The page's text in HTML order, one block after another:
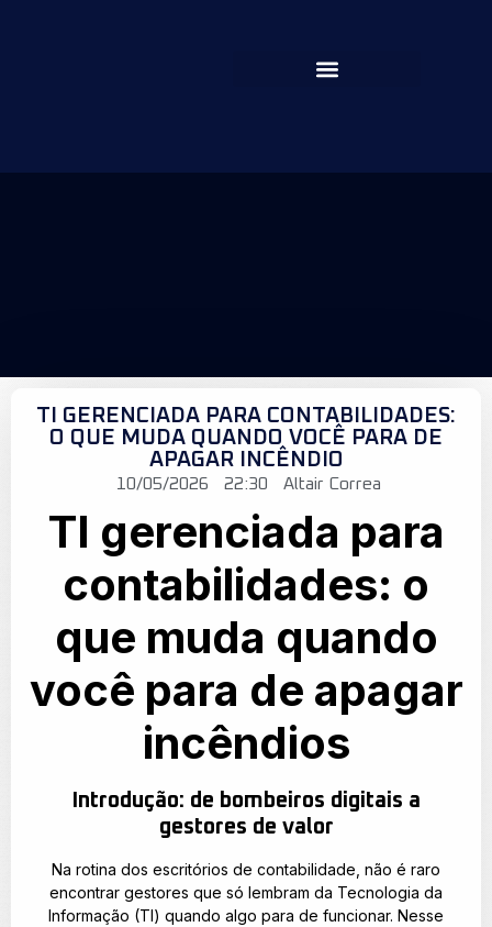
TI GERENCIADA PARA CONTABILIDADES:
O QUE MUDA QUANDO VOCÊ PARA DE
APAGAR INCÊNDIO
10/05/2026 22:30 Altair Correa
TI gerenciada para
contabilidades: o
que muda quando
você para de apagar
incêndios
Introdução: de bombeiros digitais a
gestores de valor
Na rotina dos escritórios de contabilidade, não é raro
encontrar gestores que só lembram da Tecnologia da
Informação (TI) quando algo para de funcionar. Nesse